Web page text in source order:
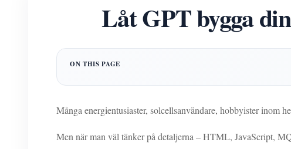
Låt GPT bygga
Många energientusiaster, solcellsanvändare, hobbyister inom
Men när man väl tänker på detaljerna – HTML, JavaScript,